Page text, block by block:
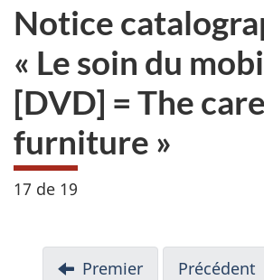
ici
Notice
« Le soin du
[DVD] = The
furniture »
17 de 19
Premier Précédent